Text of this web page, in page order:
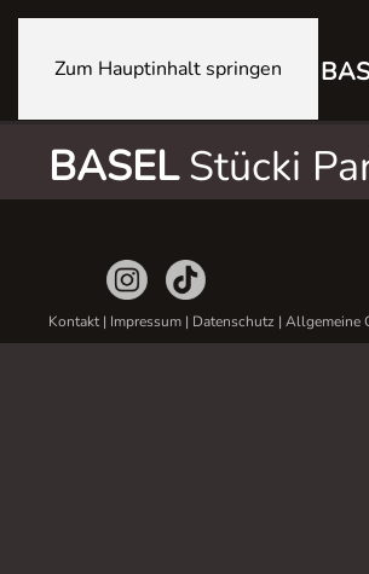
Zum Hauptinhalt springen
BASELStücki
Kontakt| Impressum | Datenschutz | Allgemeine